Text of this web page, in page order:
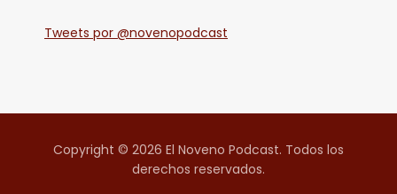
Tweets por @novenopodcast
Copyright © 2026 El Noveno Podcast. Todos los
derechos reservados.